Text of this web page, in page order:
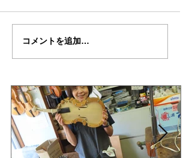
ターへ楽団の”カラオ
コメントを追加…